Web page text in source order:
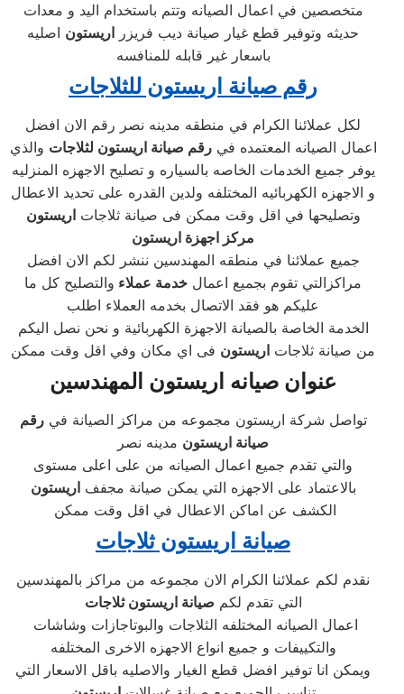
متخصصين في اعمال الصيانه وتتم باستخدام اليد و معدات
حديثه وتوفير قطع غيار صيانة ديب فريزر اريستون اصليه
باسعار غير قابله للمنافسه
رقم صيانة اريستون للثلاجات
لكل عملائنا الكرام في منطقه مدينه نصر رقم الان افضل
اعمال الصيانه المعتمده فيرقم صيانة اريستون لثلاجات والذي
يوفر جميع الخدمات الخاصه بالسياره و تصليح الاجهزه المنزليه
و الاجهزه الكهربائيه المختلفه ولدين القدره على تحديد الاعطال
وتصليحها في اقل وقت ممكن فى صيانة ثلاجاتاريستون
مركز اجهزة اريستون
جميع عملائنا في منطقه المهندسين ننشر لكم الان افضل
مراكزالتي تقوم بجميع اعمال خدمة عملاء والتصليح كل ما
عليكم هو فقد الاتصال بخدمه العملاء اطلب
الخدمة الخاصة بالصيانة الاجهزة الكهربائية و نحن نصل اليكم
من صيانة ثلاجات اريستون فى اي مكان وفي اقل وقت ممكن
عنوان صيانه اريستون المهندسين
تواصل شركة اريستون مجموعه من مراكز الصيانة فيرقم
صيانة اريستون مدينه نصر
والتي تقدم جميع اعمال الصيانه من على اعلى مستوى
بالاعتماد على الاجهزه التي يمكن صيانة مجففاريستون
الكشف عن اماكن الاعطال في اقل وقت ممكن
صيانة اريستون ثلاجات
نقدم لكم عملائنا الكرام الان مجموعه من مراكز بالمهندسين
التي تقدم لكم صيانة اريستون ثلاجات
والتكييفات و جميع انواع الاجهزه الاخرى المختلفه
ويمكن انا توفير افضل قطع الغيار والاصليه باقل الاسعار التي